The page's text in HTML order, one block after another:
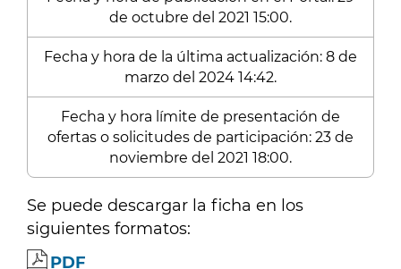
de octubre del 2021 15:00.
Fecha y hora de la última actualización: 8 de
marzo del 2024 14:42.
Fecha y hora límite de presentación de
ofertas o solicitudes de participación: 23 de
noviembre del 2021 18:00.
Se puede descargar la ficha en los
siguientes formatos:
PDF